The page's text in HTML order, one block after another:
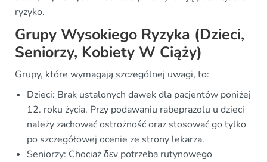
ryzyko.
Grupy Wysokiego Ryzyka (Dzieci,
Seniorzy, Kobiety W Ciąży)
Grupy, które wymagają szczególnej uwagi, to:
Dzieci: Brak ustalonych dawek dla pacjentów poniżej
12. roku życia. Przy podawaniu rabeprazolu u dzieci
należy zachować ostrożność oraz stosować go tylko
po szczegółowej ocenie ze strony lekarza.
Seniorzy: Chociaż δεν potrzeba rutynowego